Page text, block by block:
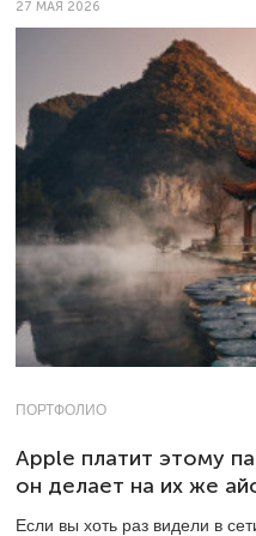
27 МАЯ 2026
ПОРТФОЛИО
Apple платит этому
он делает на их же
Если вы хоть раз видели в